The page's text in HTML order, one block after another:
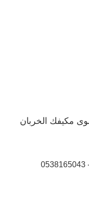
مكيفك الخربان